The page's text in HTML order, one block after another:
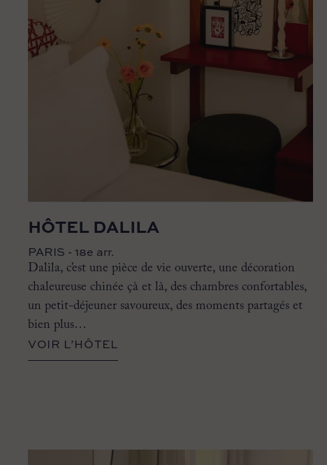
HÔTEL DALILA
PARIS - 18e arr.
Dalila, c’est une pièce de vie ouverte, une décoration
chaleureuse chinée çà et là, des chambres confortables,
un petit-déjeuner savoureux, des moments partagés et
bien plus…
VOIR L’HÔTEL